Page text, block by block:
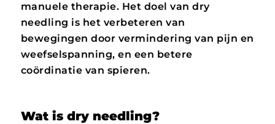
manuele therapie. Het doel van dry
needling is het verbeteren van
bewegingen door vermindering van pijn en
weefselspanning, en een betere
coördinatie van spieren.
Wat is dry needling?